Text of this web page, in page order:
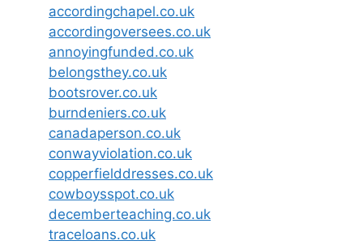
accordingchapel.co.uk
accordingoversees.co.uk
annoyingfunded.co.uk
belongsthey.co.uk
bootsrover.co.uk
burndeniers.co.uk
canadaperson.co.uk
conwayviolation.co.uk
copperfielddresses.co.uk
cowboysspot.co.uk
decemberteaching.co.uk
traceloans.co.uk